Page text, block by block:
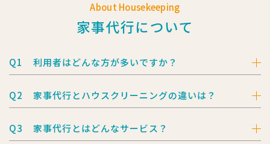
About Housekeeping
家事代行について
Q1 利用者はどんな方が多いですか？
Q2 家事代行とハウスクリーニングの違いは？
Q3 家事代行とはどんなサービス？